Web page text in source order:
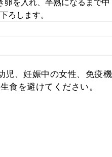
を入れ、半熟になるまで中
ろします。
児、妊娠中の女性、免疫機
食を避けてください。